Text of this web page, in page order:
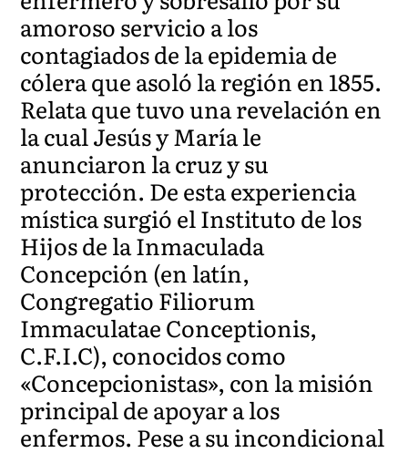
amoroso servicio a los
contagiados de la epidemia de
cólera que asoló la región en 1855.
Relata que tuvo una revelación en
la cual Jesús y María le
anunciaron la cruz y su
protección. De esta experiencia
mística surgió el Instituto de los
Hijos de la Inmaculada
Concepción (en latín,
Congregatio Filiorum
Immaculatae Conceptionis,
C.F.I.C), conocidos como
«Concepcionistas», con la misión
principal de apoyar a los
enfermos. Pese a su incondicional